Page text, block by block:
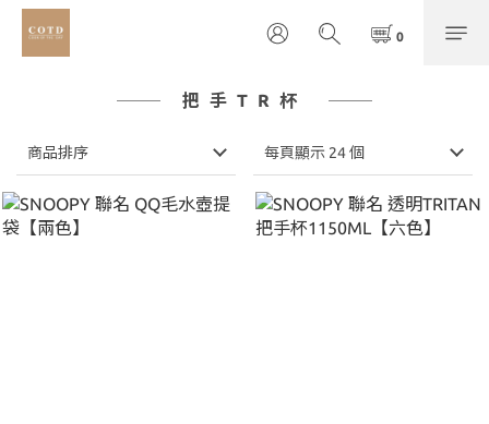
把手TR杯
商品排序 每頁顯示 24 個